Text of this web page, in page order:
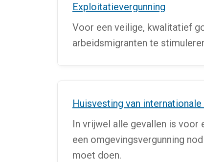
Exploitatievergunning
Voor een veilige, kwalitatief
arbeidsmigranten te
Huisvesting van
In vrijwel alle gevallen is voor
een omgevingsvergunning
moet doen.